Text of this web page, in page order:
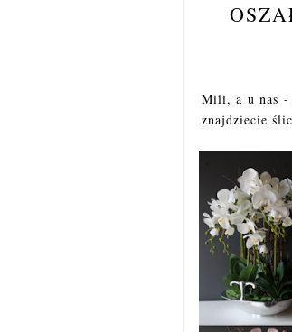
Mili, a u nas -
znajdziecie